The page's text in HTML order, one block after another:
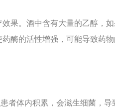
。酒中含有大量的乙醇，如
酶的活性增强，可能导致药
体内积累，会滋生细菌，导